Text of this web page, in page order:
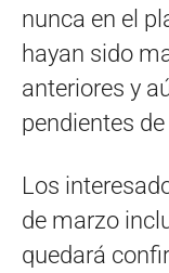
nunca en el
hayan sido
anteriores y
pendientes
Los
de marzo
quedará